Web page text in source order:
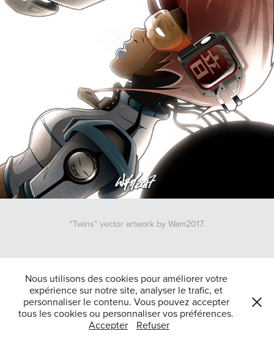
"Twins" vector artwork by Wam2017.
Tous droits reserves Jean-Raphaël Belajew 2025-Powered by
Portfolio
Nous utilisons des cookies pour améliorer votre
expérience sur notre site, analyser le trafic, et
personnaliser le contenu. Vous pouvez accepter
tous les cookies ou personnaliser vos préférences.
Accepter
Refuser